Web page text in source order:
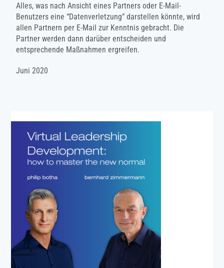
Alles, was nach Ansicht eines Partners oder E-Mail-
Benutzers eine “Datenverletzung” darstellen könnte, wird
allen Partnern per E-Mail zur Kenntnis gebracht. Die
Partner werden dann darüber entscheiden und
entsprechende Maßnahmen ergreifen.
Juni 2020